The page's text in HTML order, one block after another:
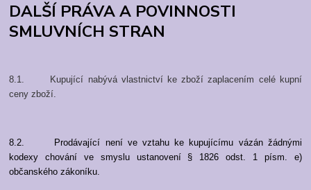
DALŠÍ PRÁVA A POVINNOSTI
SMLUVNÍCH STRAN
8.1. Kupující nabývá vlastnictví ke zboží zaplacením celé kupní
ceny zboží.
8.2. Prodávající není ve vztahu ke kupujícímu vázán žádnými
kodexy chování ve smyslu ustanovení § 1826 odst. 1 písm. e)
občanského zákoníku.